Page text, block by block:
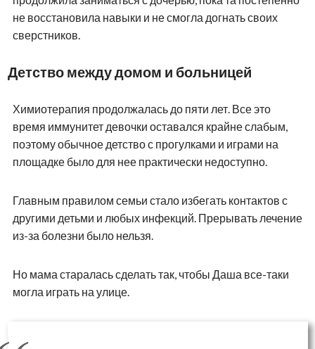
не восстановила навыки и не смогла догнать своих
сверстников.
Детство между домом и больницей
Химиотерапия продолжалась до пяти лет. Все это
время иммунитет девочки оставался крайне слабым,
поэтому обычное детство с прогулками и играми на
площадке было для нее практически недоступно.
Главным правилом семьи стало избегать контактов с
другими детьми и любых инфекций. Прерывать лечение
из-за болезни было нельзя.
Но мама старалась сделать так, чтобы Даша все-таки
могла играть на улице.